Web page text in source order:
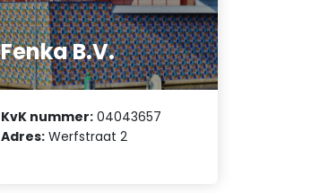
Fenka B.V.
KvK nummer: 04043657
Adres: Werfstraat 2